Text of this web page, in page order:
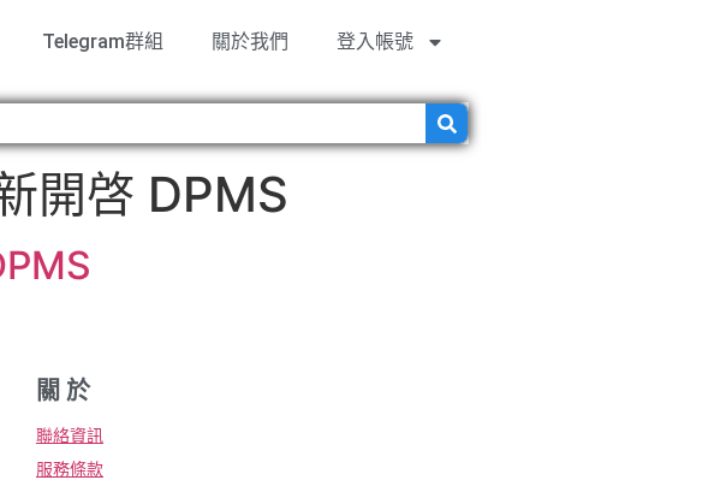
Telegram群組 關於我們 登入帳號
開啓 DPMS
關 於
聯絡資訊
服務條款